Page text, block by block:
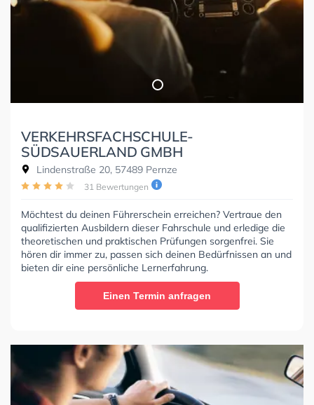
VERKEHRSFACHSCHULE-
SÜDSAUERLAND GMBH
Lindenstraße 20, 57489 Pernze
31 Bewertungen
Möchtest du deinen Führerschein erreichen? Vertraue den
qualifizierten Ausbildern dieser Fahrschule und erledige die
theoretischen und praktischen Prüfungen sorgenfrei. Sie
hören dir immer zu, passen sich deinen Bedürfnissen an und
bieten dir eine persönliche Lernerfahrung.
Einen Termin anfragen